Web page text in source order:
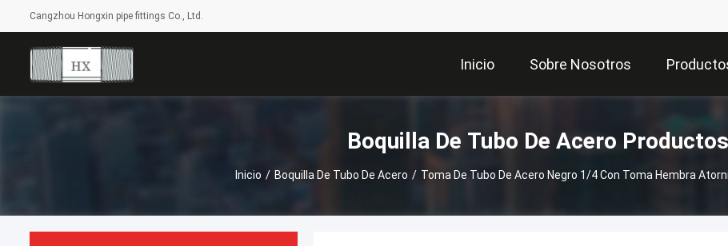
Cangzhou Hongxin pipe fittings Co., Ltd.
Inicio Sobre Nosotros
Boquilla De Tubo De Acero Productos
Inicio / Boquilla De Tubo De Acero / Toma De Tubo De Acero Negro 1/4 Con Toma Hembra